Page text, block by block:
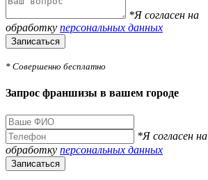
*Я согласен на
обработку персональных данных
Записаться
* Совершенно бесплатно
Запрос франшизы в вашем городе
*Я согласен на
обработку персональных данных
Записаться